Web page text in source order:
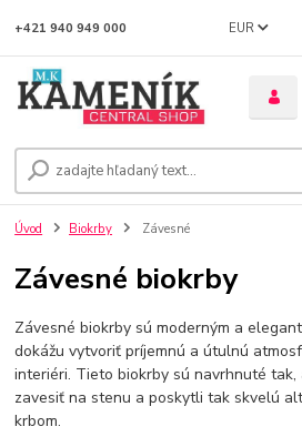
EUR
+421 940 949 000
Úvod Biokrby Závesné
Závesné biokrby
Závesné biokrby sú moderným a
dokážu vytvoriť príjemnú a útulnú
interiéri. Tieto biokrby sú navrhnuté
zavesiť na stenu a poskytli tak skvelú
krbom.